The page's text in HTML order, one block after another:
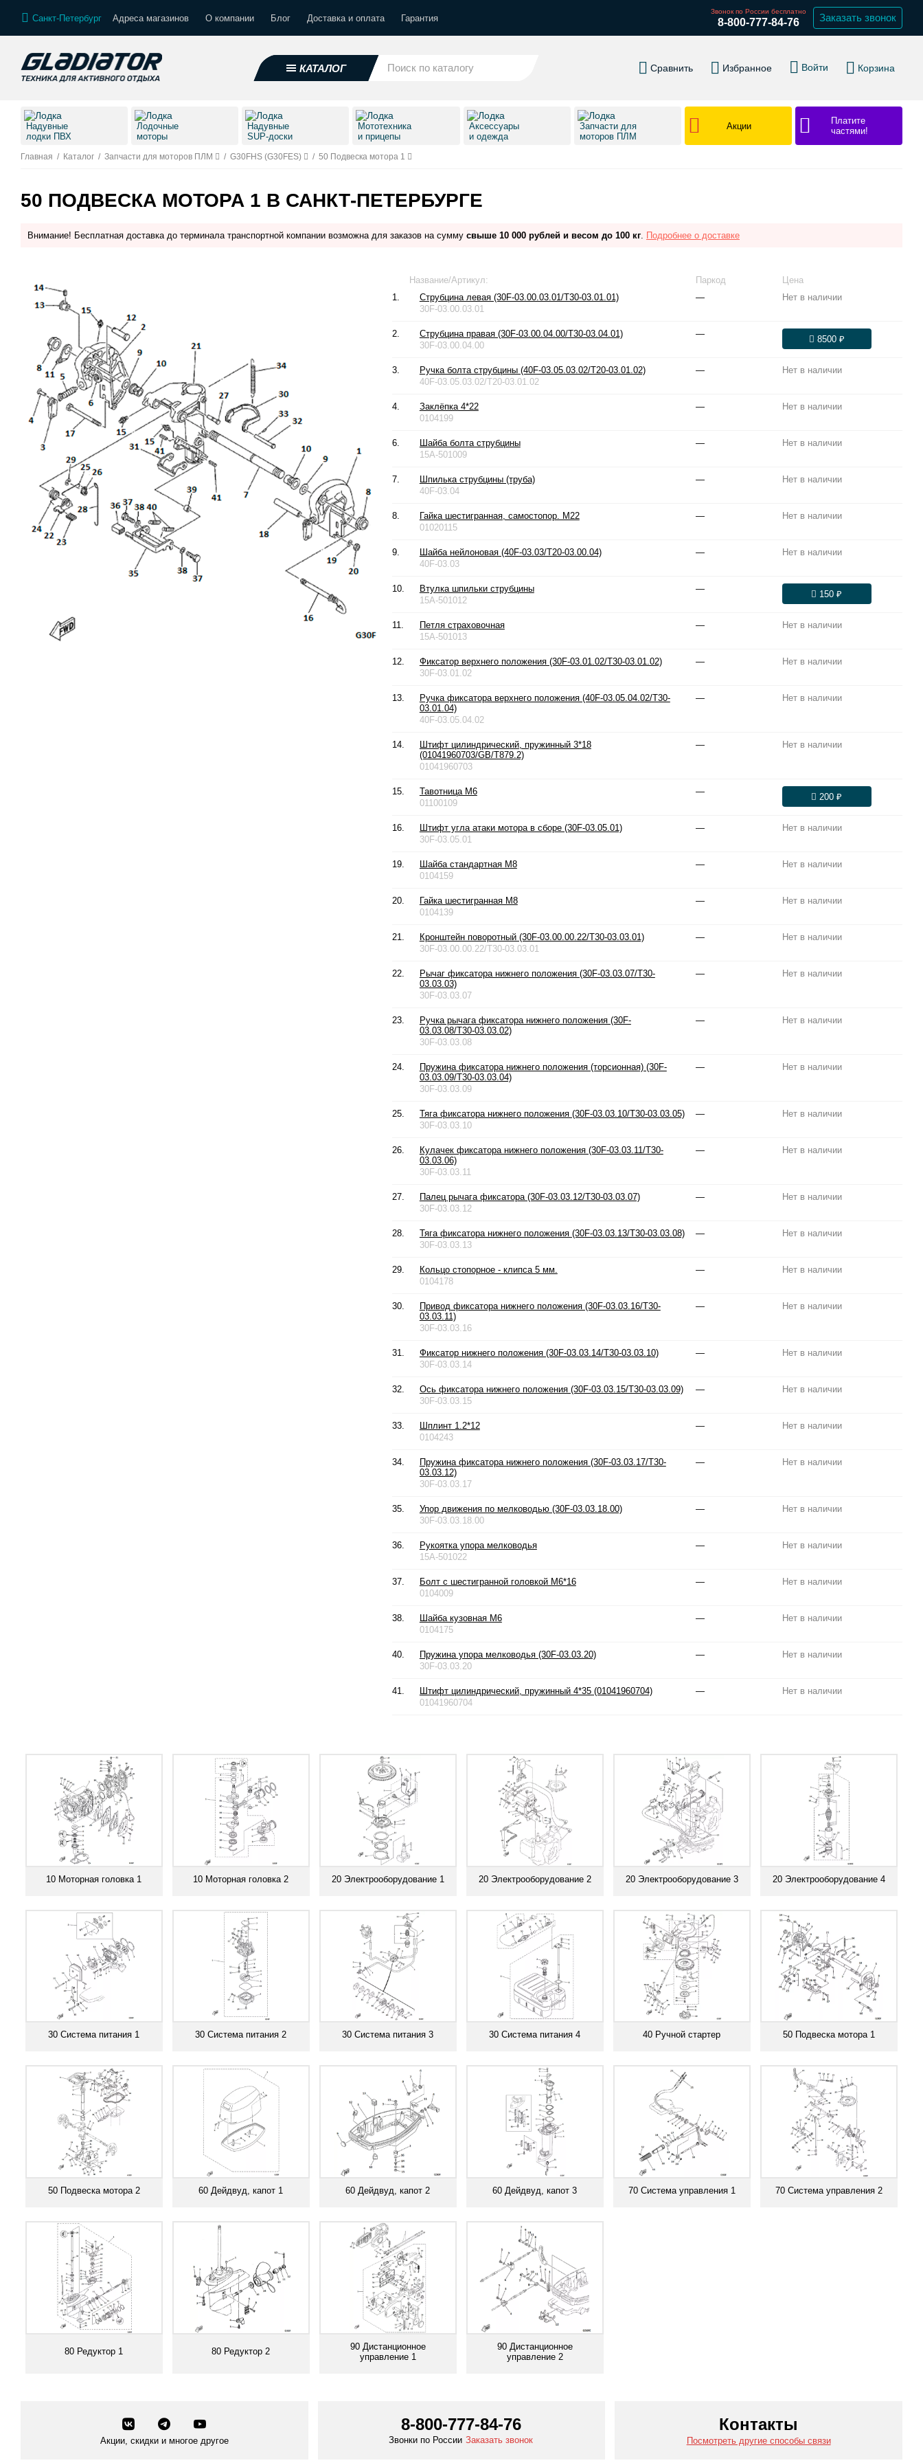
Санкт-Петербург Адреса магазинов О компании Блог Доставка и оплата Гарантия
Звонок по России бесплатно
8-800-777-84-76 Заказать звонок
КАТАЛОГ Сравнить Избранное Войти Корзина
Надувные
лодки ПВХ
Лодочные
моторы
Надувные
SUP-доски
Мототехника
и прицепы
Аксессуары
и одежда
Запчасти для
моторов ПЛМ
Акции
Платите
частями!
Главная / Каталог / Запчасти для моторов ПЛМ / G30FHS (G30FES) / 50 Подвеска мотора 1
50 ПОДВЕСКА МОТОРА 1 В САНКТ-ПЕТЕРБУРГЕ
Внимание! Бесплатная доставка до терминала транспортной компании возможна для заказов на сумму свыше 10 000 рублей и весом до 100 кг. Подробнее о доставке
Название/Артикул: Паркод
Цена
1.
Струбцина левая (30F-03.00.03.01/T30-03.01.01)
30F-03.00.03.01
— Нет в наличии
2.
Струбцина правая (30F-03.00.04.00/T30-03.04.01)
30F-03.00.04.00
—
8500 ₽
3.
Ручка болта струбцины (40F-03.05.03.02/T20-03.01.02)
40F-03.05.03.02/T20-03.01.02
— Нет в наличии
4.
Заклёпка 4*22
0104199
— Нет в наличии
6.
Шайба болта струбцины
15A-501009
— Нет в наличии
7.
Шпилька струбцины (труба)
40F-03.04
— Нет в наличии
8.
Гайка шестигранная, самостопор. М22
01020115
— Нет в наличии
9.
Шайба нейлоновая (40F-03.03/T20-03.00.04)
40F-03.03
— Нет в наличии
10.
Втулка шпильки струбцины
15A-501012
—
150 ₽
11.
Петля страховочная
15A-501013
— Нет в наличии
12.
Фиксатор верхнего положения (30F-03.01.02/T30-03.01.02)
30F-03.01.02
— Нет в наличии
13.
Ручка фиксатора верхнего положения (40F-03.05.04.02/T30-
03.01.04)
40F-03.05.04.02
— Нет в наличии
14.
Штифт цилиндрический, пружинный 3*18
(01041960703/GB/T879.2)
01041960703
— Нет в наличии
15.
Тавотница М6
01100109
—
200 ₽
16.
Штифт угла атаки мотора в сборе (30F-03.05.01)
30F-03.05.01
— Нет в наличии
19.
Шайба стандартная М8
0104159
— Нет в наличии
20.
Гайка шестигранная М8
0104139
— Нет в наличии
21.
Кронштейн поворотный (30F-03.00.00.22/T30-03.03.01)
30F-03.00.00.22/T30-03.03.01
— Нет в наличии
22.
Рычаг фиксатора нижнего положения (30F-03.03.07/T30-
03.03.03)
30F-03.03.07
— Нет в наличии
23.
Ручка рычага фиксатора нижнего положения (30F-
03.03.08/T30-03.03.02)
30F-03.03.08
— Нет в наличии
24.
Пружина фиксатора нижнего положения (торсионная) (30F-
03.03.09/T30-03.03.04)
30F-03.03.09
— Нет в наличии
25.
Тяга фиксатора нижнего положения (30F-03.03.10/T30-03.03.05)
30F-03.03.10
— Нет в наличии
26.
Кулачек фиксатора нижнего положения (30F-03.03.11/T30-
03.03.06)
30F-03.03.11
— Нет в наличии
27.
Палец рычага фиксатора (30F-03.03.12/T30-03.03.07)
30F-03.03.12
— Нет в наличии
28.
Тяга фиксатора нижнего положения (30F-03.03.13/T30-03.03.08)
30F-03.03.13
— Нет в наличии
29.
Кольцо стопорное - клипса 5 мм.
0104178
— Нет в наличии
30.
Привод фиксатора нижнего положения (30F-03.03.16/T30-
03.03.11)
30F-03.03.16
— Нет в наличии
31.
Фиксатор нижнего положения (30F-03.03.14/T30-03.03.10)
30F-03.03.14
— Нет в наличии
32.
Ось фиксатора нижнего положения (30F-03.03.15/T30-03.03.09)
30F-03.03.15
— Нет в наличии
33.
Шплинт 1.2*12
0104243
— Нет в наличии
34.
Пружина фиксатора нижнего положения (30F-03.03.17/T30-
03.03.12)
30F-03.03.17
— Нет в наличии
35.
Упор движения по мелководью (30F-03.03.18.00)
30F-03.03.18.00
— Нет в наличии
36.
Рукоятка упора мелководья
15A-501022
— Нет в наличии
37.
Болт с шестигранной головкой М6*16
0104009
— Нет в наличии
38.
Шайба кузовная М6
0104175
— Нет в наличии
40.
Пружина упора мелководья (30F-03.03.20)
30F-03.03.20
— Нет в наличии
41.
Штифт цилиндрический, пружинный 4*35 (01041960704)
01041960704
— Нет в наличии
10 Моторная головка 1 10 Моторная головка 2 20 Электрооборудование 1 20 Электрооборудование 2 20 Электрооборудование 3 20 Электрооборудование 4
30 Система питания 1 30 Система питания 2 30 Система питания 3 30 Система питания 4 40 Ручной стартер 50 Подвеска мотора 1
50 Подвеска мотора 2 60 Дейдвуд, капот 1 60 Дейдвуд, капот 2 60 Дейдвуд, капот 3 70 Система управления 1 70 Система управления 2
80 Редуктор 1 80 Редуктор 2
90 Дистанционное
управление 1
90 Дистанционное
управление 2
Акции, скидки и многое другое
8-800-777-84-76
Звонки по России Заказать звонок
Контакты
Посмотреть другие способы связи